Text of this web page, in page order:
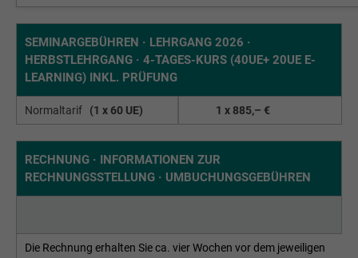
SEMINARGEBÜHREN · LEHRGANG 2026 ·
HERBSTLEHRGANG · 4-TAGES-KURS (40UE+ 20UE E-
LEARNING) INKL. PRÜFUNG
Normaltarif (1 x 60 UE) 1 x 885,– €
RECHNUNG · INFORMATIONEN ZUR
RECHNUNGSSTELLUNG · UMBUCHUNGSGEBÜHREN
Die Rechnung erhalten Sie ca. vier Wochen vor dem jeweiligen